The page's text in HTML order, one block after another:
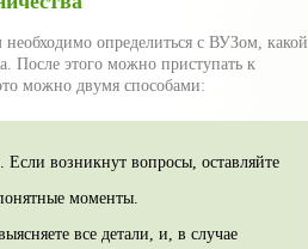
определиться с ВУЗом, какой
После этого можно приступать к
можно двумя способами:
Если возникнут вопросы, оставляйте
моменты.
все детали, и, в случае